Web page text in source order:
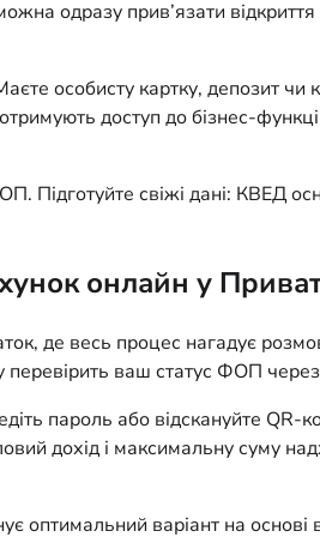
одразу прив’язати
особисту картку, депозит
отримують доступ до бізнес-
свіжі дані: КВЕД
онлайн у
де весь процес нагадує
перевірить ваш статус ФОП
пароль або відскануйте
дохід і максимальну суму
варіант на